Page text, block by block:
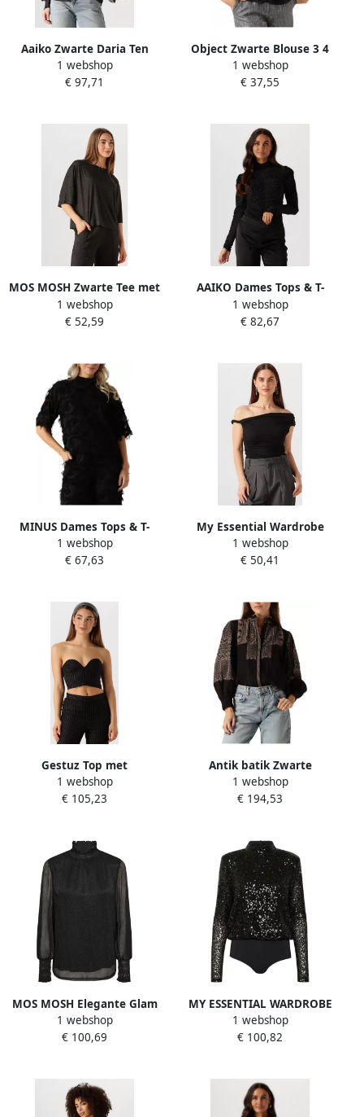
Aaiko Zwarte Daria Ten
Blouse Black Dames
1 webshop
€ 97,71
Object Zwarte Blouse 3 4
Mouw Elegant Top Black
Dames
1 webshop
€ 37,55
MOS MOSH Zwarte Tee met
halve mouwen en ronde
hals Black Dames
1 webshop
€ 52,59
AAIKO Dames Tops & T-
shirts Jody Pa 113 Zwart
1 webshop
€ 82,67
MINUS Dames Tops & T-
shirts Msmaica High Neck
Blouse Zwart
1 webshop
€ 67,63
My Essential Wardrobe
Elegante One-Shoulder
Zwarte Top Blouse Black
1 webshop
€ 50,41
Gestuz Top met
hartvormige hals en viscose
model 'Caylina'
1 webshop
€ 105,23
Antik batik Zwarte
Geborduurde Svetlana
Blouse Black Dames
1 webshop
€ 194,53
MOS MOSH Elegante Glam
Lange Mouw Blouse Zwart
Black Dames
1 webshop
€ 100,69
MY ESSENTIAL WARDROBE
Dames Tops & T-shirts
Fallonmw Bodystocking
1 webshop
€ 100,82